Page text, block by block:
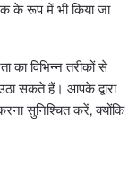
के रूप में भी किया जा
का विभिन्न तरीकों से
सकते हैं। आपके द्वारा
सुनिश्चित करें, क्योंकि